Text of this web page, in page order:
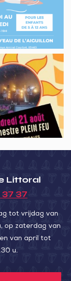
Littoral
37 37
tot vrijdag van
op zaterdag van
van april tot
u.